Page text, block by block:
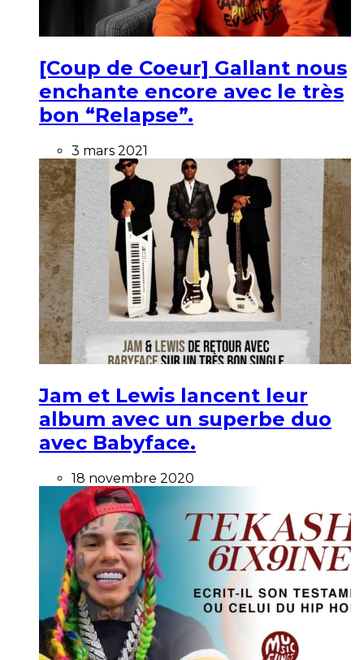
[Coup de Coeur] Gallant nous
enchante encore avec le très
bon “Relapse”.
3 mars 2021
Jam et Lewis lancent leur
album avec un superbe duo
avec Babyface.
18 novembre 2020